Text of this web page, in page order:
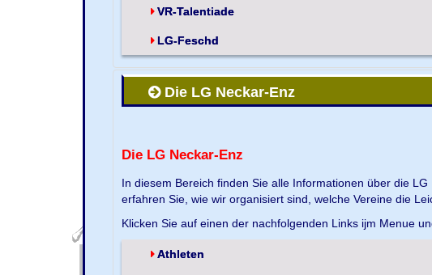
VR-Talentiade
LG-Feschd
Die LG Neckar-Enz
Die LG Neckar-Enz
In diesem Bereich finden Sie alle Informationen über die
erfahren Sie, wie wir organisiert sind, welche Vereine die
Klicken Sie auf einen der nachfolgenden Links ijm Menue
Athleten